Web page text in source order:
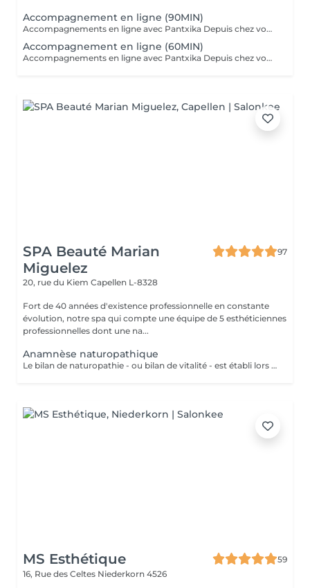
Accompagnement en ligne (90MIN)
Accompagnements en ligne avec Pantxika Depuis chez vous, bénéficiez d'un accompagnement sur-mesure pour retrouver équilibre et sérénité. Chaque séance commence par une anamnèse pour comprendre votre parcours, vos besoins et vos attentes. Parce que chaque personne est unique, l'accompagnement est entièrement personnalisé. EFT (Emotional Freedom Techniques) : Libérez-vous des blocages émotionnels, du stress et des croyances limitantes grâce à cette technique de libération des émotions. IEP (Intention-Based Energy Process - Steve Wells) : Une approche puissante pour travailler sur vos résistances inconscientes et renforcer votre résilience. Reiki : Recevez une harmonisation énergétique à distance pour apaiser le corps et l'esprit. Réflexologie palmaire : Stimulez les points réflexes des mains pour favoriser le bien-être général. Comment ça marche ? Prenez rendez-vous en ligne. Recevez un lien Zoom après votre réservation. Connectez-vous à l'heure convenue pour votre séance. Où que vous soyez, je vous accompagne avec bienveillance et efficacité. Réservez votre séance dès maintenant Pantxika
Accompagnement en ligne (60MIN)
Accompagnements en ligne avec Pantxika Depuis chez vous, bénéficiez d'un accompagnement sur-mesure pour retrouver équilibre et sérénité. Chaque séance commence par une anamnèse pour comprendre votre parcours, vos besoins et vos attentes. Parce que chaque personne est unique, l'accompagnement est entièrement personnalisé. EFT (Emotional Freedom Techniques) : Libérez-vous des blocages émotionnels, du stress et des croyances limitantes grâce à cette technique de libération des émotions. IEP (Intention-Based Energy Process - Steve Wells) : Une approche puissante pour travailler sur vos résistances inconscientes et renforcer votre résilience. Reiki : Recevez une harmonisation énergétique à distance pour apaiser le corps et l'esprit. Réflexologie palmaire : Stimulez les points réflexes des mains pour favoriser le bien-être général. Comment ça marche ? Prenez rendez-vous en ligne. Recevez un lien Zoom après votre réservation. Connectez-vous à l'heure convenue pour votre séance. Où que vous soyez, je vous accompagne avec bienveillance et efficacité. Réservez votre séance dès maintenant Pantxika
SPA Beauté Marian
Miguelez
97
20, rue du Kiem Capellen L-8328
Fort de 40 années d'existence professionnelle en constante
évolution, notre spa qui compte une équipe de 5 esthéticiennes
professionnelles dont une na...
Anamnèse naturopathique
Le bilan de naturopathie - ou bilan de vitalité - est établi lors de la première rencontre avec Esmeralda, naturopathe diplômée, qui sera en mesure de vous conseiller en: La Bromatologie : rééducation alimentaire Kinésiologie: (exercice physique) être bien dans son corps (diplômée en yoga kundalini et acharya yoga en cours) Psychologie être bien avec soi et les autres (relaxation, gestion du stress..)(redirection vers les praticiens compétents) Hydrologie : utilisation de l'eau froide ou chaude ou en alternance, douche, bain, hamman, sauna, enveloppements(ici à l'institut) Chirologie : les techniques manuelles (massage)(ici à l'institut) La Réflexologie : les techniques reflexes (ciblées sur le pied, oreille, nez et dos (ici, à l'institut) Pneumologie : les techniques respiratoires (inspirées du yoga, pranayama)(ici à l'institut) Phytologie : l'utilisation des plantes (ici à l'institut)
MS Esthétique
59
16, Rue des Celtes Niederkorn 4526